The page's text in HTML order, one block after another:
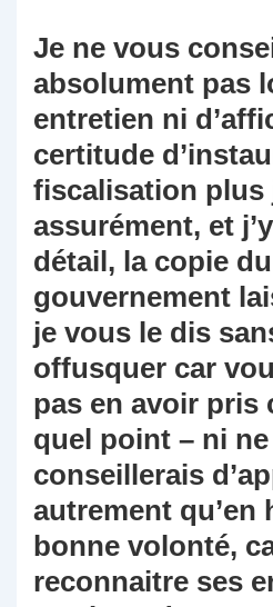
Je ne vous
absolument pas
entretien ni
certitude
fiscalisation plus
assurément, et
détail, la copie du
gouvernement
je vous le dis
offusquer car
pas en avoir pris
quel point – ni
conseillerais
autrement qu’en
bonne volonté,
reconnaitre ses